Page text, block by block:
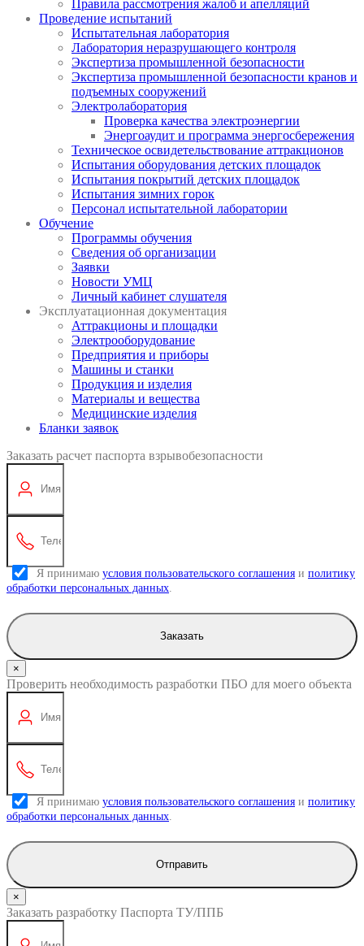
Правила рассмотрения жалоб и апелляций
Проведение испытаний
Испытательная лаборатория
Лаборатория неразрушающего контроля
Экспертиза промышленной безопасности
Экспертиза промышленной безопасности кранов и
подъемных сооружений
Электролаборатория
Проверка качества электроэнергии
Энергоаудит и программа энергосбережения
Техническое освидетельствование аттракционов
Испытания оборудования детских площадок
Испытания покрытий детских площадок
Испытания зимних горок
Персонал испытательной лаборатории
Обучение
Программы обучения
Сведения об организации
Заявки
Новости УМЦ
Личный кабинет слушателя
Эксплуатационная документация
Аттракционы и площадки
Электрооборудование
Предприятия и приборы
Машины и станки
Продукция и изделия
Материалы и вещества
Медицинские изделия
Бланки заявок
Заказать расчет паспорта взрывобезопасности
Я принимаю условия пользовательского соглашения и политику
обработки персональных данных
Заказать
×
Проверить необходимость разработки ПБО для моего объекта
Я принимаю условия пользовательского соглашения и политику
обработки персональных данных
Отправить
×
Заказать разработку Паспорта ТУ/ППБ